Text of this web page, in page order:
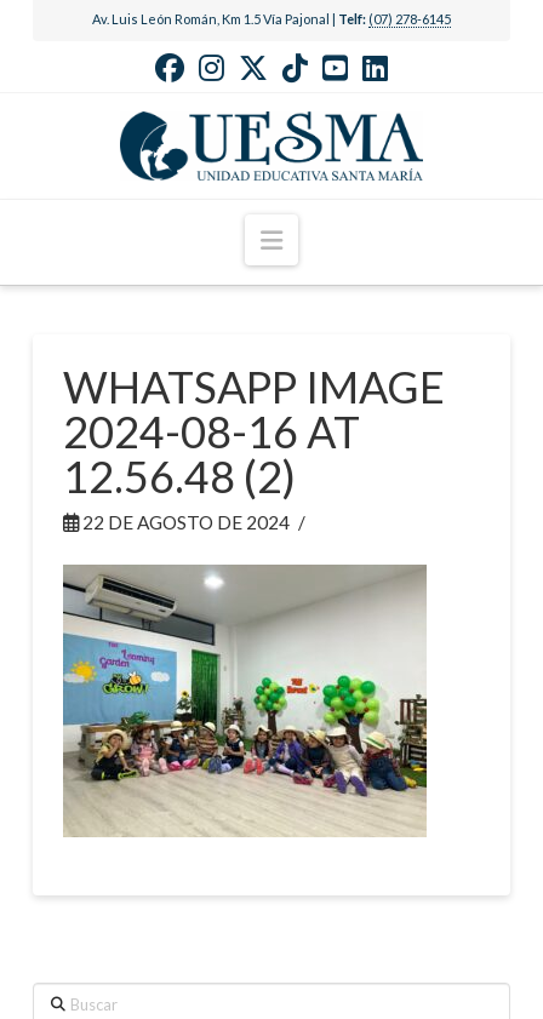
Av. Luis León Román, Km 1.5 Vía Pajonal | Telf: (07) 278-6145
Navigation
WHATSAPP IMAGE
2024-08-16 AT
12.56.48 (2)
22 DE AGOSTO DE 2024
Buscar